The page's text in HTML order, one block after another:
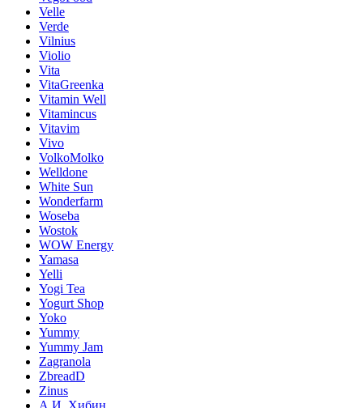
Velle
Verde
Vilnius
Violio
Vita
VitaGreenka
Vitamin Well
Vitamincus
Vitavim
Vivo
VolkoMolko
Welldone
White Sun
Wonderfarm
Woseba
Wostok
WOW Energy
Yamasa
Yelli
Yogi Tea
Yogurt Shop
Yoko
Yummy
Yummy Jam
Zagranola
ZbreadD
Zinus